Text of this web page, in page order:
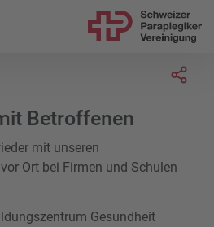
Betroffenen
mit unseren
Ort bei Firmen und Schulen
Gesundheit